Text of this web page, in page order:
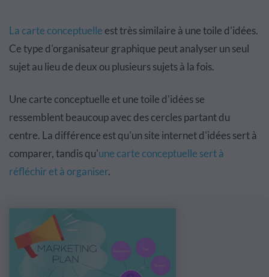
La carte conceptuelle est très similaire à une toile d'idées.
Ce type d'organisateur graphique peut analyser un seul
sujet au lieu de deux ou plusieurs sujets à la fois.
Une carte conceptuelle et une toile d'idées se
ressemblent beaucoup avec des cercles partant du
centre. La différence est qu'un site internet d'idées sert à
comparer, tandis qu'une carte conceptuelle sert à
réfléchir et à organiser.